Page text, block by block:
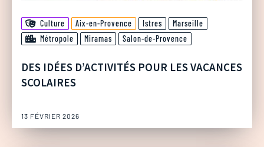
Culture Aix-en-Provence Istres
Marseille
Métropole
Miramas Salon-de-Provence
DES IDÉES D’ACTIVITÉS POUR LES VACANCES
SCOLAIRES
13 FÉVRIER 2026